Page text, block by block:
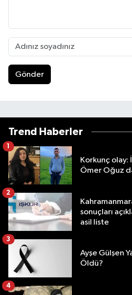
Gönder
Trend Haberler
Korkunç
Ömer Oğuz
1
sonuçları
asil liste
2
Ayşe Gülşen
Öldü?
3
4